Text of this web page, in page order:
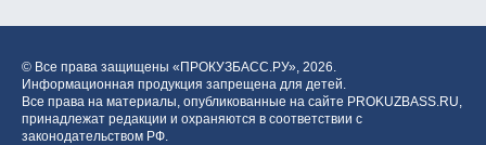
© Все права защищены «ПРОКУЗБАСС.РУ», 2026.
Информационная продукция запрещена для детей.
Все права на материалы, опубликованные на сайте PROKUZBASS.RU,
принадлежат редакции и охраняются в соответствии с
законодательством РФ.